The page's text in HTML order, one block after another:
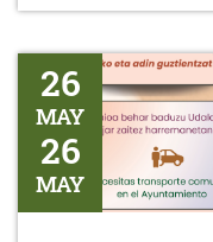
BINGO - Erentxun
26
MAY
26
MAY